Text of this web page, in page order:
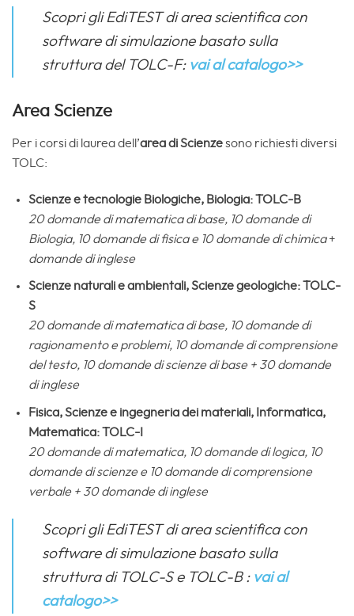
Scopri gli EdiTEST di area scientifica con
software di simulazione basato sulla
struttura del TOLC-F: vai al catalogo>>
Area Scienze
Per i corsi di laurea dell’area di Scienzesono richiesti diversi
TOLC:
Scienze e tecnologie Biologiche, Biologia: TOLC-B
20 domande di matematica di base, 10 domande di
Biologia, 10 domande di fisica e 10 domande di chimica+
domande di inglese
Scienze naturali e ambientali, Scienze geologiche: TOLC-
S
20 domande di matematica di base, 10 domande di
ragionamento e problemi, 10 domande di comprensione
del testo, 10 domande di scienze di base + 30 domande
di inglese
Fisica, Scienze e ingegneria dei materiali, Informatica,
Matematica: TOLC-I
20 domande di matematica, 10 domande di logica, 10
domande di scienze e 10 domande di comprensione
verbale + 30 domande di inglese
Scopri gli EdiTEST di area scientifica con
software di simulazione basato sulla
struttura di TOLC-S e TOLC-B : vai al
catalogo>>